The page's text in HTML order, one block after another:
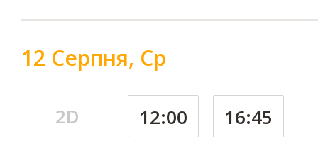
12 Серпня, Ср
2D 12:00 16:45